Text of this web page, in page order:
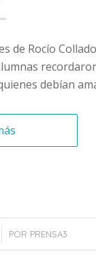
de Rocío
debían
POR PRENSA3